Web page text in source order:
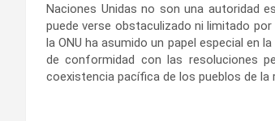
Naciones Unidas no son una autoridad
puede verse obstaculizado ni limitado
la ONU ha asumido un papel especial en
de conformidad con las resoluciones
coexistencia pacífica de los pueblos de la